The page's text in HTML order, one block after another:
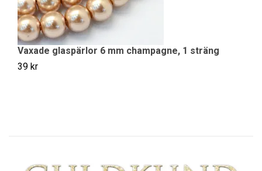
Vaxade glaspärlor 6 mm champagne, 1 sträng
39 kr